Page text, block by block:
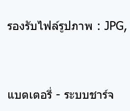
รองรับไฟล์รูปภาพ : JPG,
แบตเตอรี่ - ระบบชาร์จ